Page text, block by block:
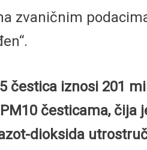
zvaničnim
čestica iznosi 201
česticama, čija
dioksida